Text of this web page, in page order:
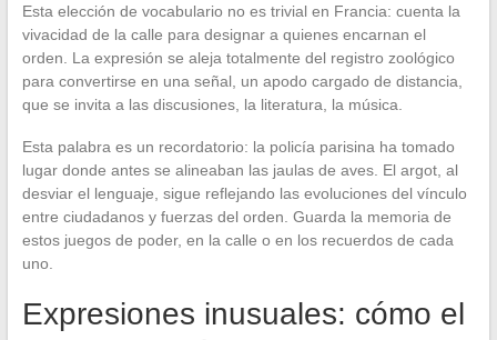
Esta elección de vocabulario no es trivial en Francia: cuenta la
vivacidad de la calle para designar a quienes encarnan el
orden. La expresión se aleja totalmente del registro zoológico
para convertirse en una señal, un apodo cargado de distancia,
que se invita a las discusiones, la literatura, la música.
Esta palabra es un recordatorio: la policía parisina ha tomado
lugar donde antes se alineaban las jaulas de aves. El argot, al
desviar el lenguaje, sigue reflejando las evoluciones del vínculo
entre ciudadanos y fuerzas del orden. Guarda la memoria de
estos juegos de poder, en la calle o en los recuerdos de cada
uno.
Expresiones inusuales: cómo el